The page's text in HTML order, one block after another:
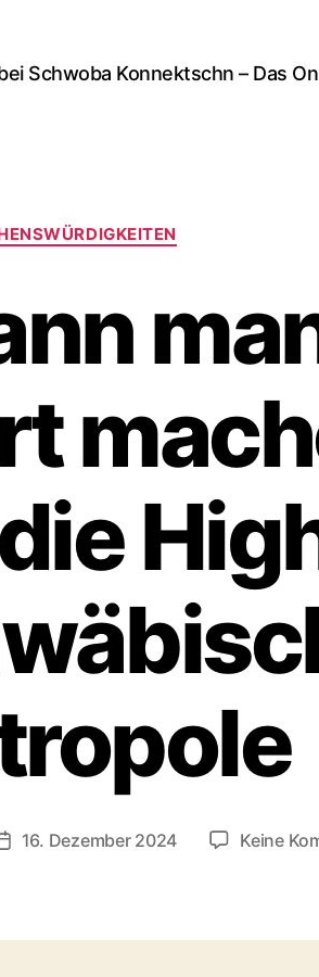
Schwoba Konnektschn – Das
Kategorien
Beitragsdatum
16. Dezember 2024 Keine